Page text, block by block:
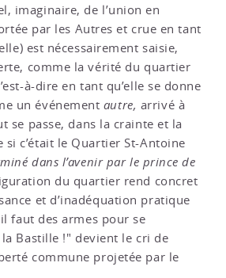
imaginaire, de l’union en
par les Autres et crue en tant
est nécessairement saisie,
comme la vérité du quartier
à-dire en tant qu’elle se donne
un événement autre, arrivé à
se passe, dans la crainte et la
c’était le Quartier St-Antoine
dans l’avenir par le prince de
du quartier rend concret
et d’inadéquation pratique
faut des armes pour se
Bastille !" devient le cri de
commune projetée par le